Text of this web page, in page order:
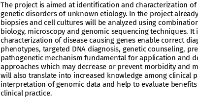
The project is aimed at identification and characterization
genetic disorders of unknown etiology. In the project
biopsies and cell cultures will be analyzed using
biology, microscopy and genomic sequencing techniques.
characterization of disease causing genes enable correct
phenotypes, targeted DNA diagnosis, genetic counseling,
pathogenetic mechanism fundamental for application and
approaches which may decrease or prevent morbidity and
will also translate into increased knowledge among clinical
interpretation of genomic data and help to evaluate
clinical practice.